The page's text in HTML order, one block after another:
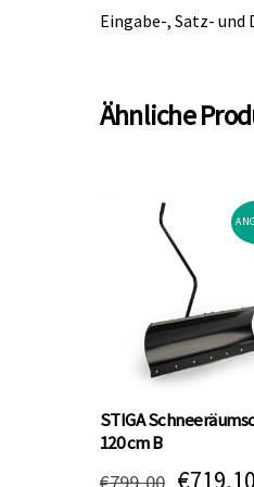
Eingabe-, Satz-
Ähnliche
STIGA
120 cm B
€799,00 €719,10